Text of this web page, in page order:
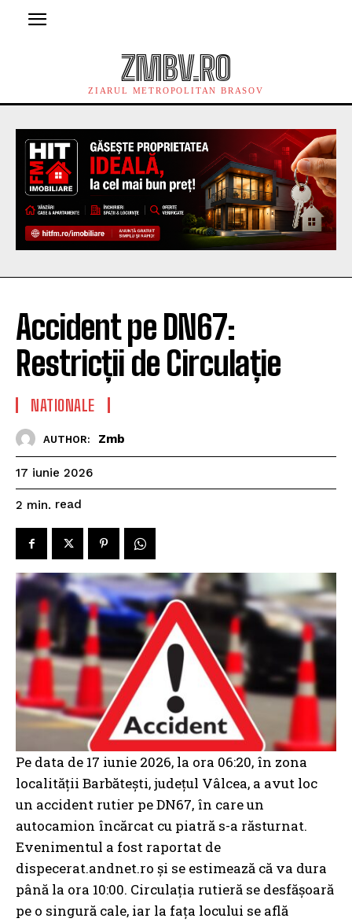
ZMBV.RO
ZIARUL METROPOLITAN BRASOV
Accident pe DN67:
Restricții de Circulație
NATIONALE
AUTHOR: Zmb
17 iunie 2026
2 min. read
Pe data de 17 iunie 2026, la ora 06:20, în zona
localității Barbătești, județul Vâlcea, a avut loc
un accident rutier pe DN67, în care un
autocamion încărcat cu piatră s-a răsturnat.
Evenimentul a fost raportat de
dispecerat.andnet.ro și se estimează că va dura
până la ora 10:00. Circulația rutieră se desfășoară
pe o singură cale, iar la fața locului se află